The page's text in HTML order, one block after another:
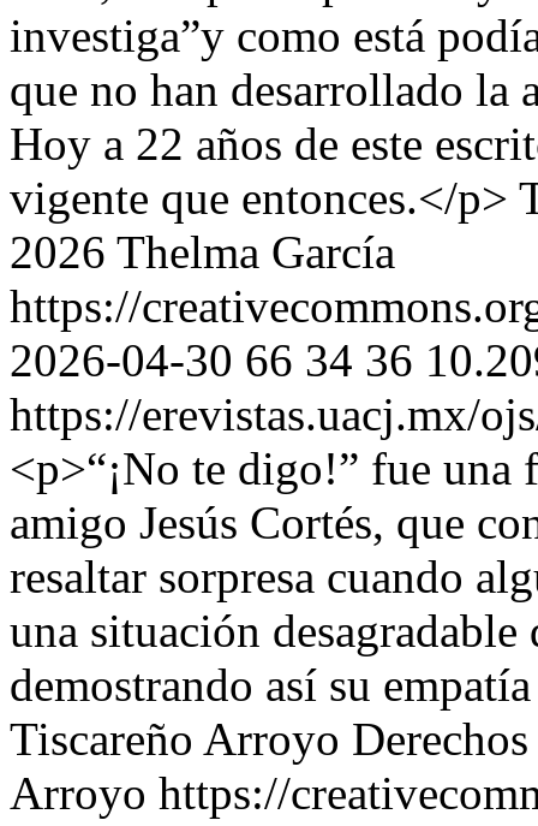
investiga”y como está
que no han desarrollado
Hoy a 22 años de este
vigente que entonces.</p>
2026 Thelma García
https://
2026-04-30 66 34 36
https://erevistas.uacj.mx/
<p>“¡No te digo!” fue
amigo Jesús Cortés, que
resaltar sorpresa cuando
una situación
demostrando así su
Tiscareño Arroyo
Arroyo https://